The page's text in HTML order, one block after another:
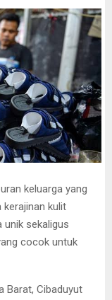
keluarga yang
kerajinan kulit
unik sekaligus
cocok untuk
Barat, Cibaduyut